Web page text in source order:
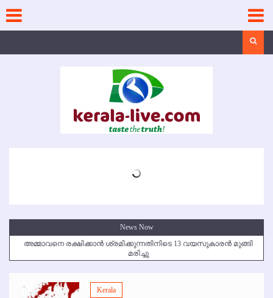
content
News Now
അമ്മാവനെ രക്ഷിക്കാന്‍ ശ്രമിക്കുന്നതിനിടെ 13 വയസുകാരന്‍ മുങ്ങി
മരിച്ചു
മമ്പുറം ആണ്ടു നേര്‍ച്ച ജൂണ്‍ 17 മുതല്‍
Kerala